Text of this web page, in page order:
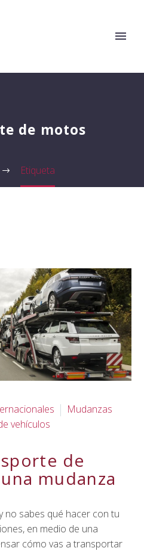
de motos
Etiqueta
Mudanzas
vehículos
de
mudanza
no sabes qué hacer con tu
en medio de una
cómo vas a transportar